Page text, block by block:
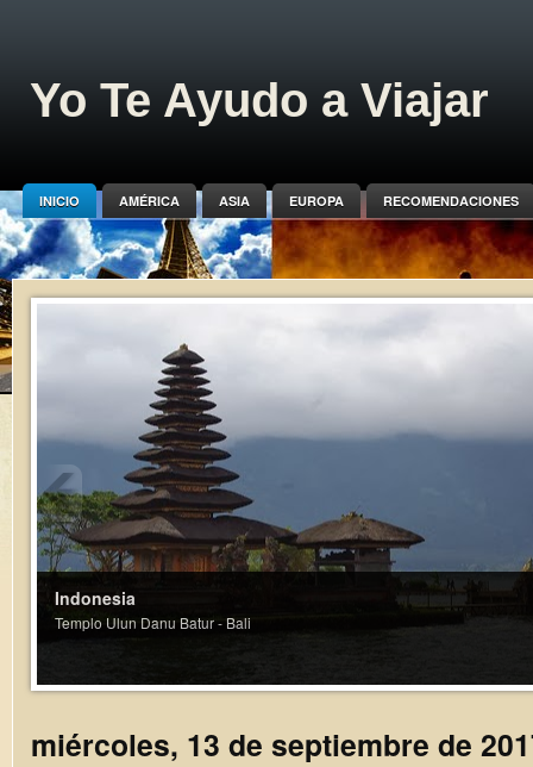
Yo Te Ayudo a Viajar
INICIO AMÉRICA ASIA EUROPA RECOMENDACIONES
Indonesia
Templo Ulun Danu Batur - Bali
miércoles, 13 de septiembre de